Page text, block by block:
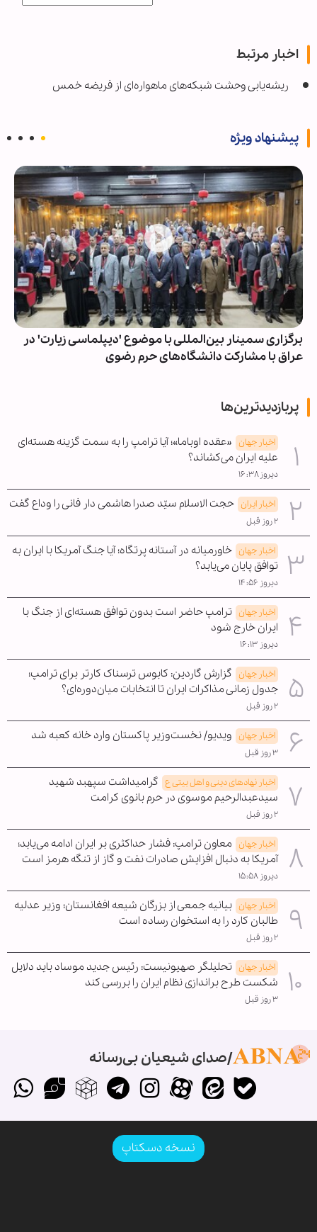
اخبار مرتبط
ریشه‌یابی وحشت شبکه‌های ماهواره‌ای از فریضه خمس
پیشنهاد ویژه
برگزاری سمینار بین‌المللی با موضوع 'دیپلماسی زیارت' در
عراق با مشارکت دانشگاه‌های حرم رضوی
پربازدیدترین‌ها
اخبار جهان «عقده اوباما»؛ آیا ترامپ را به سمت گزینه هسته‌ای
علیه ایران می‌کشاند؟
دیروز ۱۶:۳۸
اخبار ایران حجت الاسلام سیّد صدرا هاشمی دار فانی را وداع گفت
۲ روز قبل
اخبار جهان خاورمیانه در آستانه پرتگاه؛ آیا جنگ آمریکا با ایران به
توافق پایان می‌یابد؟
دیروز ۱۴:۵۶
اخبار جهان ترامپ حاضر است بدون توافق هسته‌ای از جنگ با
ایران خارج شود
دیروز ۱۶:۱۳
اخبار جهان گزارش گاردین: کابوس ترسناک کارتر برای ترامپ؛
جدول زمانی مذاکرات ایران تا انتخابات میان‌دوره‌ای؟
۲ روز قبل
اخبار جهان ویدیو/ نخست‌وزیر پاکستان وارد خانه کعبه شد
۳ روز قبل
اخبار نهادهای دینی و اهل بیتی ع گرامیداشت سپهبد شهید
سیدعبدالرحیم موسوی در حرم بانوی کرامت
۲ روز قبل
اخبار جهان معاون ترامپ: فشار حداکثری بر ایران ادامه می‌یابد؛
آمریکا به دنبال افزایش صادرات نفت و گاز از تنگه هرمز است
دیروز ۱۵:۵۸
اخبار جهان بیانیه جمعی از بزرگان شیعه افغانستان؛ وزیر عدلیه
طالبان کارد را به استخوان رساده است
۲ روز قبل
اخبار جهان تحلیلگر صهیونیست: رئیس جدید موساد باید دلایل
شکست طرح براندازی نظام ایران را بررسی کند
۳ روز قبل
صدای شیعیان بی‌رسانه
نسخه دسکتاپ